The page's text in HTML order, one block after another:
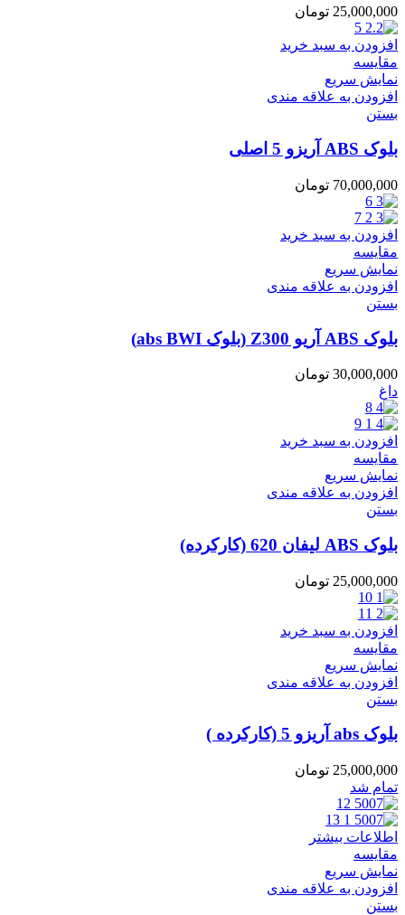
25,000,000 تومان
افزودن به سبد خرید
مقایسه
نمایش سریع
افزودن به علاقه مندی
بستن
بلوک ABS آریزو 5 اصلی
70,000,000 تومان
افزودن به سبد خرید
مقایسه
نمایش سریع
افزودن به علاقه مندی
بستن
بلوک ABS آریو Z300 (بلوک abs BWI)
30,000,000 تومان
داغ
افزودن به سبد خرید
مقایسه
نمایش سریع
افزودن به علاقه مندی
بستن
بلوک ABS لیفان 620 (کارکرده)
25,000,000 تومان
افزودن به سبد خرید
مقایسه
نمایش سریع
افزودن به علاقه مندی
بستن
بلوک abs آریزو 5 (کارکرده )
25,000,000 تومان
تمام شد
اطلاعات بیشتر
مقایسه
نمایش سریع
افزودن به علاقه مندی
بستن